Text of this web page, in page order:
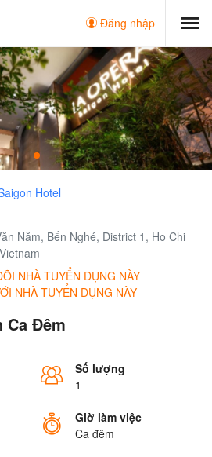
Đăng nhập
Hotel
Năm, Bến Nghé, District 1, Ho Chi
NHÀ TUYỂN DỤNG NÀY
NHÀ TUYỂN DỤNG NÀY
Ca Đêm
Số lượng
1
Giờ làm việc
Ca đêm